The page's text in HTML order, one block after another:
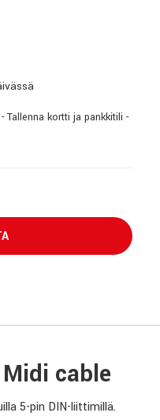
Tallenna kortti ja pankkitili -
cable
5-pin DIN-liittimillä.